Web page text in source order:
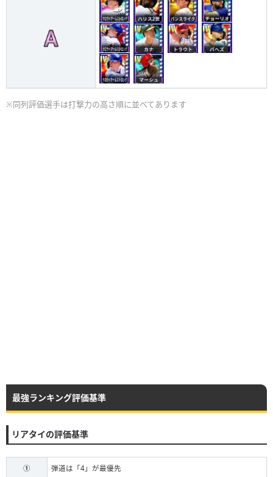
※同列評価選手は打撃力の高さ順に並べてあります
最強ランキング評価基準
リアタイの評価基準
① 弾道は「4」が最優先